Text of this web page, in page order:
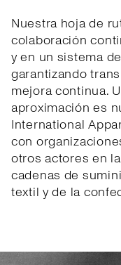
Nuestra hoja de
colaboración
y en un sistema
garantizando
mejora continua.
aproximación es
International
con
otros actores en
cadenas de
textil y de la